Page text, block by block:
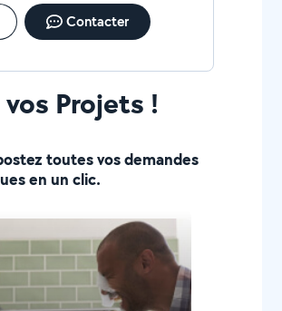
Contacter
Projets !
toutes vos demandes
en un clic.